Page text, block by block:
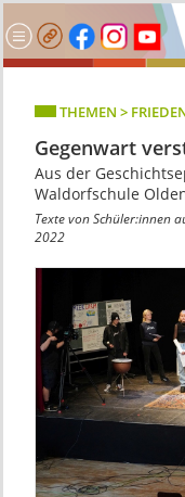
THEMEN >
Gegenwart
Aus der
Waldorfschule
Texte von Schüler:innen
2022